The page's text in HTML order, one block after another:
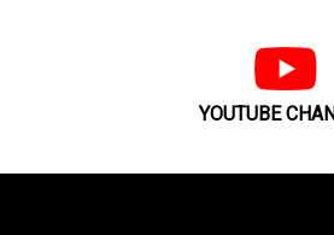
を
YOUTUBE